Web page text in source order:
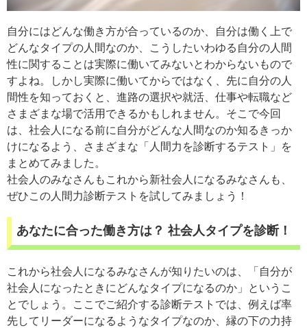
自分にはどんな働き方が合っているのか、自分は働く上で
どんなタイプの人間なのか、こうしたいわゆる自分の人間
性に関することは実際に働いてみないとわからないもので
すよね。しかし実際に働いてからではなく、先に自分の人
間性を知っておくと、進路の選択や就活、仕事や転職など
さまざまな場で活用できるかもしれません。そこで今回
は、社会人になる前に自分がどんな人間なのか知るきっか
けになるよう、さまざまな「人間力を診断するテスト」を
まとめてみました。
社会人のみなさんもこれから新社会人になるみなさんも、
ぜひこの人間力診断テストを試してみましょう！
あなたに合った働き方は？ 社会人タイプを診断！
これから社会人になるみなさんが知りたいのは、「自分が
社会人になったときにどんなタイプになるのか」というこ
とでしょう。ここでご紹介する診断テストでは、例えば率
先してリーダーになるようなタイプなのか、縁の下の力持